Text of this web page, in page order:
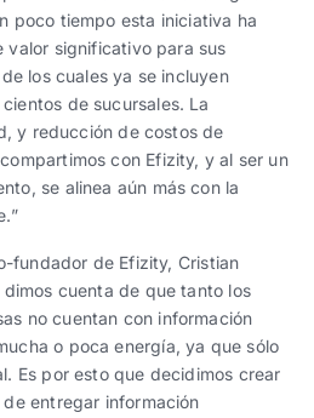
poco tiempo esta iniciativa ha
valor significativo para sus
los cuales ya se incluyen
de sucursales. La
y reducción de costos de
con Efizity, y al ser un
se alinea aún más con la
fundador de Efizity, Cristian
dimos cuenta de que tanto los
no cuentan con información
o poca energía, ya que sólo
Es por esto que decidimos crear
entregar información